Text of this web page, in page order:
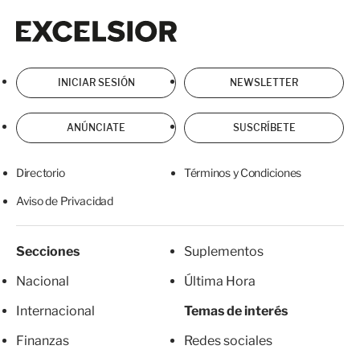
INICIAR SESIÓN NEWSLETTER
ANÚNCIATE SUSCRÍBETE
Directorio Términos y Condiciones
Aviso de Privacidad
Secciones
Nacional
Internacional
Finanzas
Suplementos
Última Hora
Temas de interés
Redes sociales